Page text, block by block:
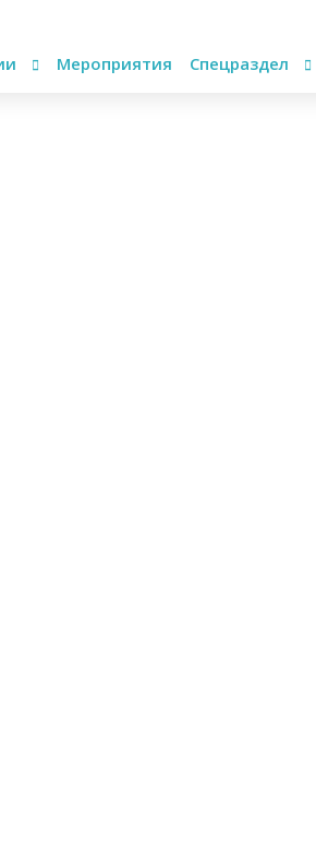
Мероприятия Спецраздел